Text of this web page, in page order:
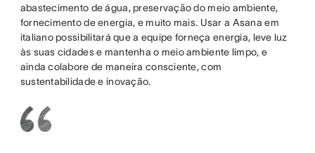
abastecimento de água, preservação do meio ambiente,
fornecimento de energia, e muito mais. Usar a Asana em
italiano possibilitará que a equipe forneça energia, leve luz
às suas cidades e mantenha o meio ambiente limpo, e
ainda colabore de maneira consciente, com
sustentabilidade e inovação.